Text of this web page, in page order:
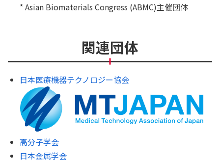
* Asian Biomaterials Congress (ABMC)主催団体
関連団体
日本医療機器テクノロジー協会
高分子学会
日本金属学会